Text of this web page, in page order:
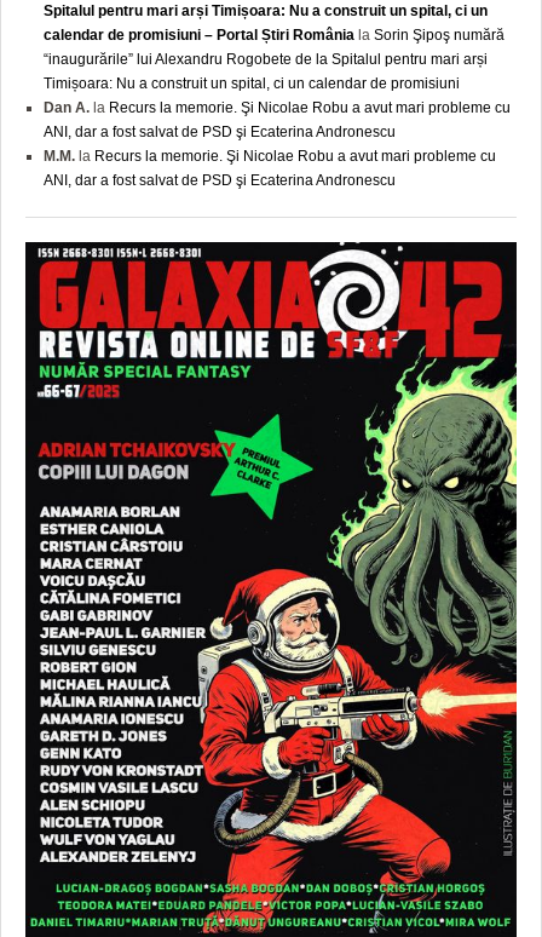
Spitalul pentru mari arși Timișoara: Nu a construit un spital, ci un
calendar de promisiuni – Portal Știri România la Sorin Şipoş numără
“inaugurările” lui Alexandru Rogobete de la Spitalul pentru mari arși
Timișoara: Nu a construit un spital, ci un calendar de promisiuni
Dan A. la Recurs la memorie. Şi Nicolae Robu a avut mari probleme cu
ANI, dar a fost salvat de PSD şi Ecaterina Andronescu
M.M. la Recurs la memorie. Şi Nicolae Robu a avut mari probleme cu
ANI, dar a fost salvat de PSD şi Ecaterina Andronescu